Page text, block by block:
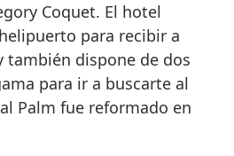
Coquet. El hotel
para recibir a
también dispone de dos
para ir a buscarte al
Palm fue reformado en